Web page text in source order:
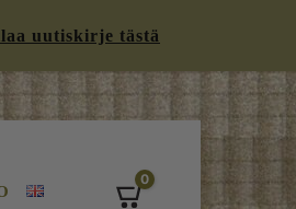
uutiskirje tästä
0